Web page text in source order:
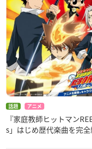
話題 アニメ
『家庭教師ヒットマン
s」はじめ歴代楽曲を完全